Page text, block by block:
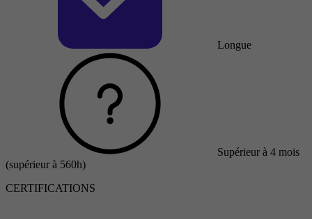
Longue
Supérieur à 4 mois
(supérieur à 560h)
CERTIFICATIONS